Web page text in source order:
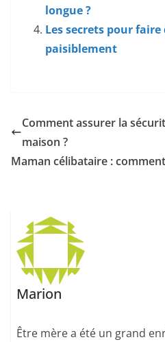
longue ?
Les secrets pour
paisiblement
Comment assurer la
maison ?
Maman célibataire :
Marion
Être mère a été un grand